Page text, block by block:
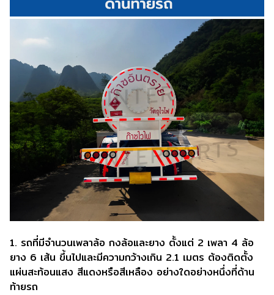
1. รถที่มีจํานวนเพลาล้อ กงล้อและยาง ตั้งแต่ 2 เพลา 4 ล้อ
ยาง 6 เส้น ขึ้นไปและมีความกว้างเกิน 2.1 เมตร ต้องติดตั้ง
แผ่นสะท้อนแสง สีแดงหรือสีเหลือง อย่างใดอย่างหนึ่งที่ด้าน
ท้ายรถ